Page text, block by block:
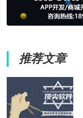
推荐文章